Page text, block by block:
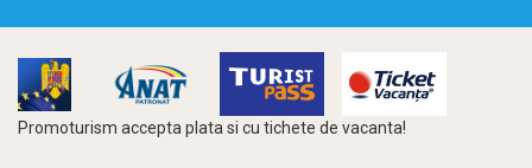
Promoturism accepta plata si cu tichete de vacanta!